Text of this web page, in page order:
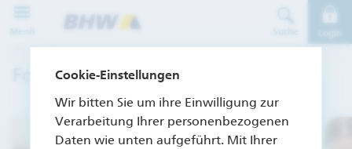
Direkt zur Hauptnavigation (Enter drücken)
Direkt zur Suche (Enter drücken)
Cookie-Einstellungen
Wir bitten Sie um ihre Einwilligung zur
Verarbeitung Ihrer personenbezogenen
Daten wie unten aufgeführt. Mit Ihrer
Formulare, Aufträge & Sonstiges